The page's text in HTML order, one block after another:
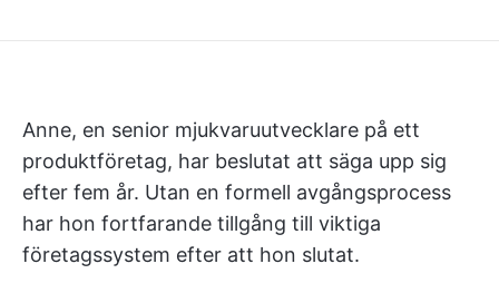
Anne, en senior mjukvaruutvecklare på ett
produktföretag, har beslutat att säga upp sig
efter fem år. Utan en formell avgångsprocess
har hon fortfarande tillgång till viktiga
företagssystem efter att hon slutat.